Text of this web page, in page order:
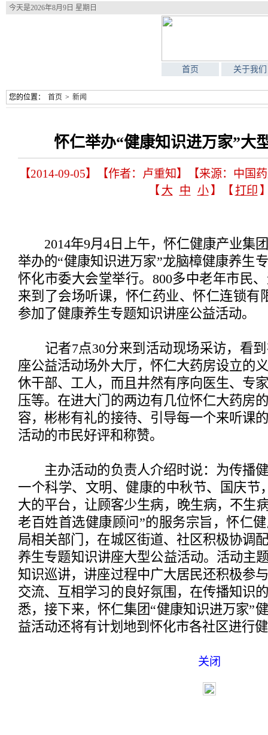
今天是2026年8月9日 星期日
首页 关于我们
您的位置： 首页 > 新闻
怀仁举办“健康知识进万家”大
【2014-09-05】【作者：卢重知】【来源：中国
【 大 中 小 】【 打印
2014年9月4日上午，怀仁健康产业集
举办的“健康知识进万家”龙脑樟健康养生
怀化市委大会堂举行。800多中老年市民
来到了会场听课，怀仁药业、怀仁连锁有
参加了健康养生专题知识讲座公益活动。
记者7点30分来到活动现场采访，看到
座公益活动场外大厅，怀仁大药房设立的
休干部、工人，而且井然有序向医生、专
压等。在进大门的两边有几位怀仁大药房
容，彬彬有礼的接待、引导每一个来听课
活动的市民好评和称赞。
主办活动的负责人介绍时说：为传播健
一个科学、文明、健康的中秋节、国庆节
大的平台，让顾客少生病，晚生病，不生
老百姓首选健康顾问”的服务宗旨，怀仁
局相关部门，在城区街道、社区积极协调
养生专题知识讲座大型公益活动。活动主
知识巡讲，讲座过程中广大居民还积极参
交流、互相学习的良好氛围，在传播知识
悉，接下来，怀仁集团“健康知识进万家”
益活动还将有计划地到怀化市各社区进行
关闭